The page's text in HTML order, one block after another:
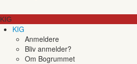
KIG
KIG
Anmeldere
Bliv anmelder?
Om Bogrummet